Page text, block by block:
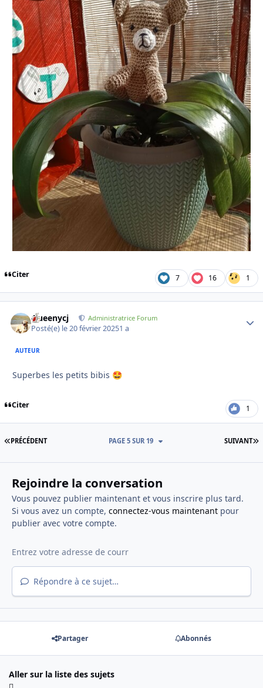
Citer 7 16 1
Queenycj Administratrice Forum
Posté(e) le 20 février 20251 a
AUTEUR
Superbes les petits bibis 🤩
Citer 1
PREMIÈRE PAGE
PRÉCÉDENT SUIVANT
PAGE 5 SUR 19
Rejoindre la conversation
Vous pouvez publier maintenant et vous inscrire plus tard.
Si vous avez un compte, connectez-vous maintenantpour
publier avec votre compte.
Répondre à ce sujet…
Partager Abonnés
Aller sur la liste des sujets